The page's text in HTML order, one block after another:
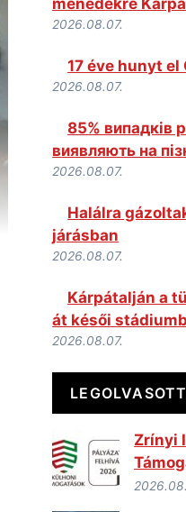
2026.08.07.
17 éve hunyt el
2026.08.07.
85% випадків
виявляють на
2026.08.07.
Halálra
járásban
2026.08.07.
Kárpátalján a
át késői
2026.08.07.
Zrínyi